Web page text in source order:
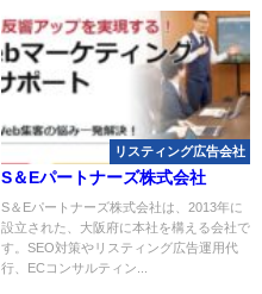
リスティング広告会社
S＆Eパートナーズ株式会社
S＆Eパートナーズ株式会社は、2013年に
設立された、大阪府に本社を構える会社で
す。SEO対策やリスティング広告運用代
行、ECコンサルティン...